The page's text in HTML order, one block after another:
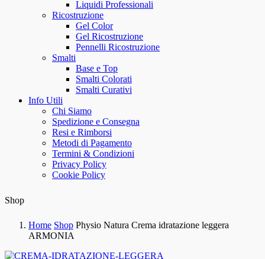
Liquidi Professionali
Ricostruzione
Gel Color
Gel Ricostruzione
Pennelli Ricostruzione
Smalti
Base e Top
Smalti Colorati
Smalti Curativi
Info Utili
Chi Siamo
Spedizione e Consegna
Resi e Rimborsi
Metodi di Pagamento
Termini & Condizioni
Privacy Policy
Cookie Policy
Shop
Home Shop Physio Natura Crema idratazione leggera
ARMONIA